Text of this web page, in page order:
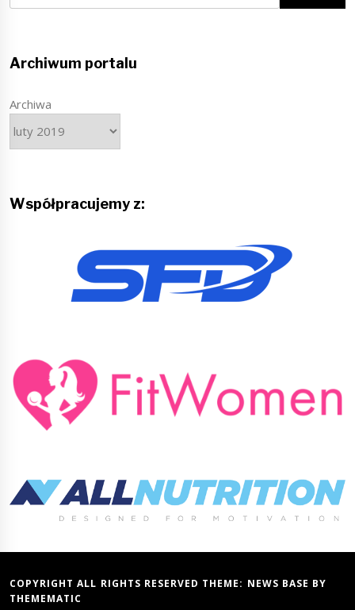
Archiwum portalu
Archiwa
Współpracujemy z:
COPYRIGHT ALL RIGHTS RESERVED THEME: NEWS BASE BY
THEMEMATIC